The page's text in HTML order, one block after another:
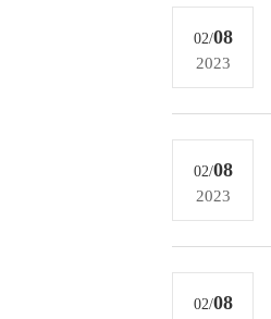
02/08
2023
02/08
2023
02/08